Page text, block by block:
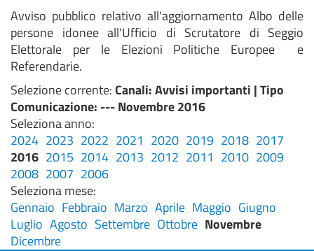
Avviso pubblico relativo all'aggiornamento Albo delle
persone idonee all'Ufficio di Scrutatore di Seggio
Elettorale per le Elezioni Politiche Europee e
Referendarie.
Selezione corrente:Canali: Avvisi importanti |Tipo
Comunicazione: --- Novembre 2016
Seleziona anno:
2024 2023 2022 2021 2020 2019 2018 2017
2016 2015 2014 2013 2012 2011 2010 2009
2008 2007 2006
Seleziona mese:
Gennaio Febbraio Marzo Aprile Maggio Giugno
Luglio Agosto Settembre Ottobre Novembre
Dicembre